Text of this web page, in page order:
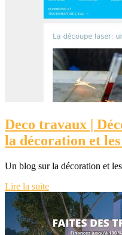
Deco travaux |
la décoration et
Un blog sur la décoration et
Lire la suite